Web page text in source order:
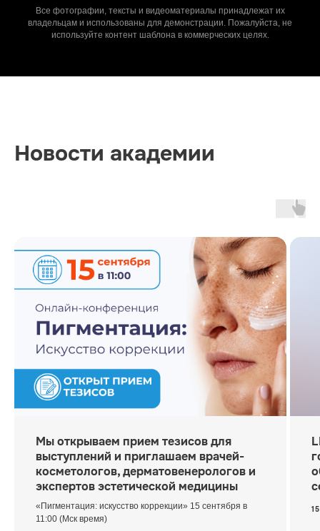
Все фотографии, тексты и видеоматериалы принадлежат их
владельцам и использованы для демонстрации. Пожалуйста, не
используйте контент шаблона в коммерческих целях.
Новости академии
Мы открываем прием тезисов для
выступлений и приглашаем врачей-
косметологов, дерматовенерологов и
экспертов эстетической медицины
«Пигментация: искусство коррекции» 15 сентября в
11:00 (Мск время)